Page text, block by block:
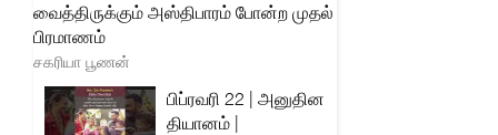
வைத்திருக்கும் அஸ்திபாரம் போன்ற முதல்
பிரமாணம்
சகரியா பூணன்
பிப்ரவரி 22 | அனுதின
தியானம் |